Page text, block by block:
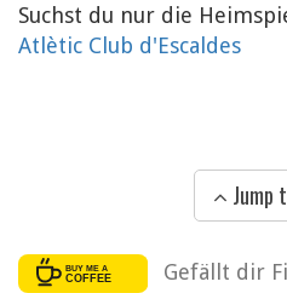
Suchst du nur die
Atlètic Club d'Escaldes
Jump
Gefällt dir